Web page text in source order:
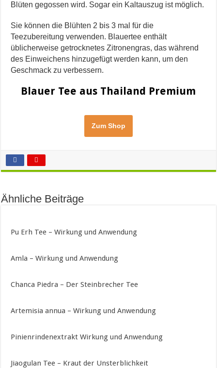
Blüten gegossen wird. Sogar ein Kaltauszug ist möglich.
Sie können die Blühten 2 bis 3 mal für die
Teezubereitung verwenden. Blauertee enthält
üblicherweise getrocknetes Zitronengras, das während
des Einweichens hinzugefügt werden kann, um den
Geschmack zu verbessern.
Blauer Tee aus Thailand Premium
Zum Shop
Ähnliche Beiträge
Pu Erh Tee – Wirkung und Anwendung
Amla – Wirkung und Anwendung
Chanca Piedra – Der Steinbrecher Tee
Artemisia annua – Wirkung und Anwendung
Pinienrindenextrakt Wirkung und Anwendung
Jiaogulan Tee – Kraut der Unsterblichkeit